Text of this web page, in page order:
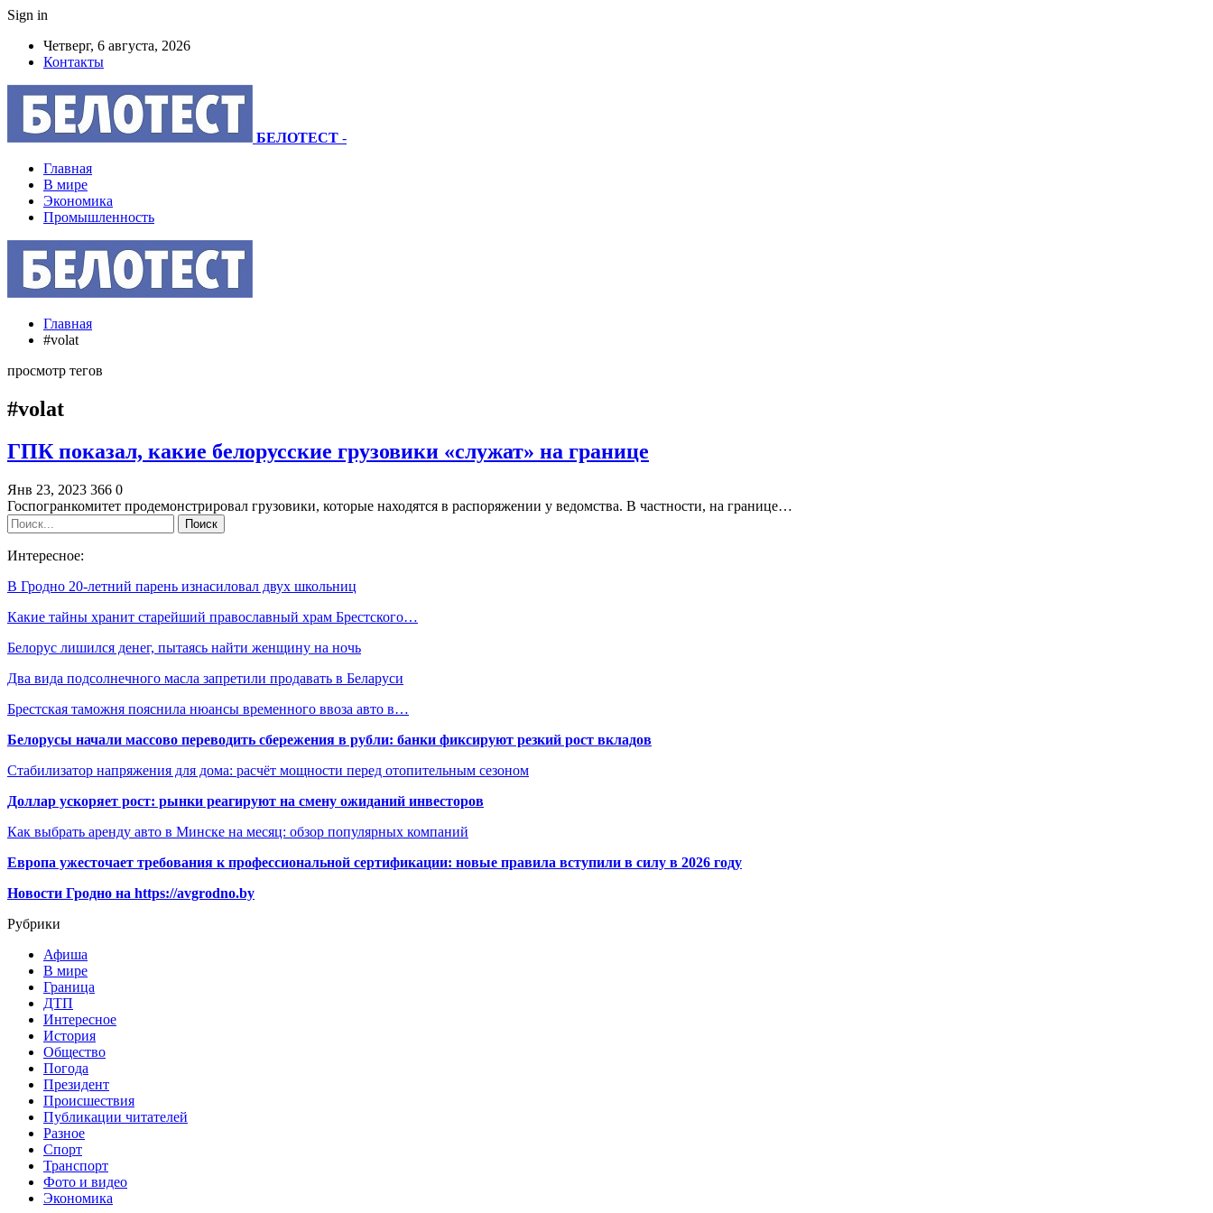
Sign in
Четверг, 6 августа, 2026
Контакты
БЕЛОТЕСТ -
Главная
В мире
Экономика
Промышленность
Главная
#volat
просмотр тегов
#volat
ГПК показал, какие белорусские грузовики «служат» на границе
Янв 23, 2023 366 0
Госпогранкомитет продемонстрировал грузовики, которые находятся в распоряжении у ведомства. В частности, на границе…
Интересное:
В Гродно 20-летний парень изнасиловал двух школьниц
Какие тайны хранит старейший православный храм Брестского…
Белорус лишился денег, пытаясь найти женщину на ночь
Два вида подсолнечного масла запретили продавать в Беларуси
Брестская таможня пояснила нюансы временного ввоза авто в…
Белорусы начали массово переводить сбережения в рубли: банки фиксируют резкий рост вкладов
Стабилизатор напряжения для дома: расчёт мощности перед отопительным сезоном
Доллар ускоряет рост: рынки реагируют на смену ожиданий инвесторов
Как выбрать аренду авто в Минске на месяц: обзор популярных компаний
Европа ужесточает требования к профессиональной сертификации: новые правила вступили в силу в 2026 году
Новости Гродно на https://avgrodno.by
Рубрики
Афиша
В мире
Граница
ДТП
Интересное
История
Общество
Погода
Президент
Происшествия
Публикации читателей
Разное
Спорт
Транспорт
Фото и видео
Экономика